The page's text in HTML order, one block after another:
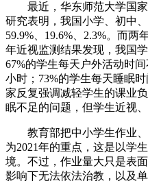
最近，华东师范大学国家
研究表明，我国小学、初中
59.9%、19.6%、2.3%。而
年近视监测结果发现，我国
67%的学生每天户外活动时
小时；73%的学生每天睡眠
家反复强调减轻学生的课业
眠不足的问题，但学生近视
教育部把中小学生作业、
为2021年的重点，这是以学
境。不过，作业量大只是表
影响下无法依法治教，以及